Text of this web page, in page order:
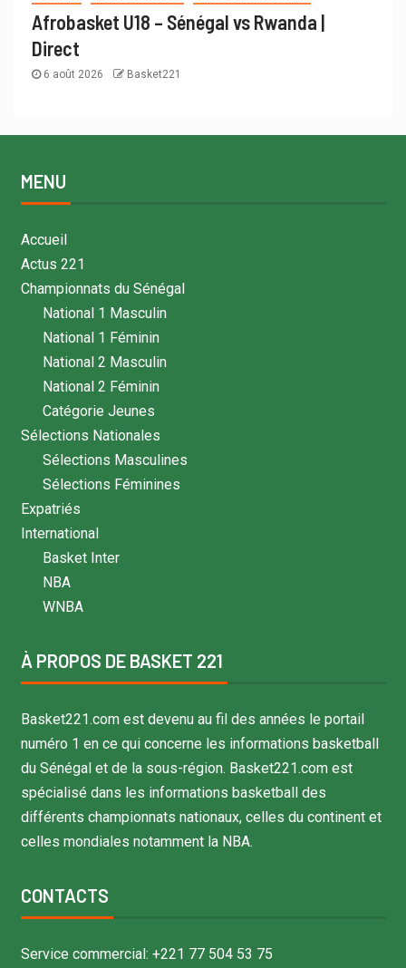
Afrobasket U18 – Sénégal vs Rwanda |
Direct
6 août 2026 Basket221
MENU
Accueil
Actus 221
Championnats du Sénégal
National 1 Masculin
National 1 Féminin
National 2 Masculin
National 2 Féminin
Catégorie Jeunes
Sélections Nationales
Sélections Masculines
Sélections Féminines
Expatriés
International
Basket Inter
NBA
WNBA
À PROPOS DE BASKET 221
Basket221.com est devenu au fil des années le portail
numéro 1 en ce qui concerne les informations basketball
du Sénégal et de la sous-région. Basket221.com est
spécialisé dans les informations basketball des
différents championnats nationaux, celles du continent et
celles mondiales notamment la NBA.
CONTACTS
Service commercial: +221 77 504 53 75